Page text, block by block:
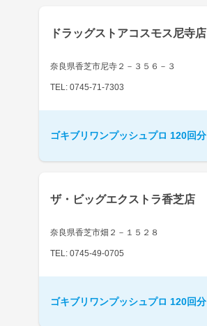
ドラッグストアコスモス尼寺店
奈良県香芝市尼寺２－３５６－３
TEL: 0745-71-7303
ゴキブリワンプッシュプロ 120回分
ザ・ビッグエクストラ香芝店
奈良県香芝市畑２－１５２８
TEL: 0745-49-0705
ゴキブリワンプッシュプロ 120回分